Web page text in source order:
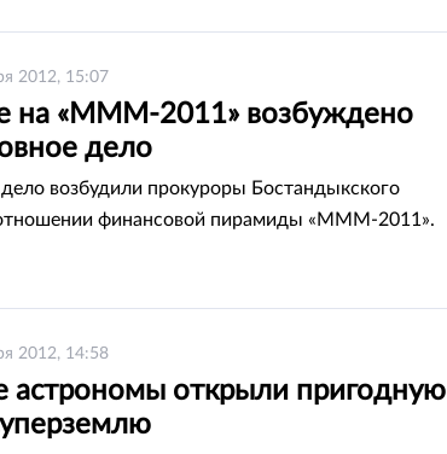
2012, 15:07
на «МММ-2011» возбуждено
дело
возбудили прокуроры Бостандыкского
финансовой пирамиды «МММ-2011».
2012, 14:58
астрономы открыли пригодную